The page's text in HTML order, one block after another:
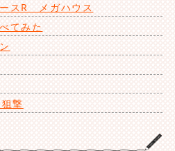
スR メガハウス
てみた
撃